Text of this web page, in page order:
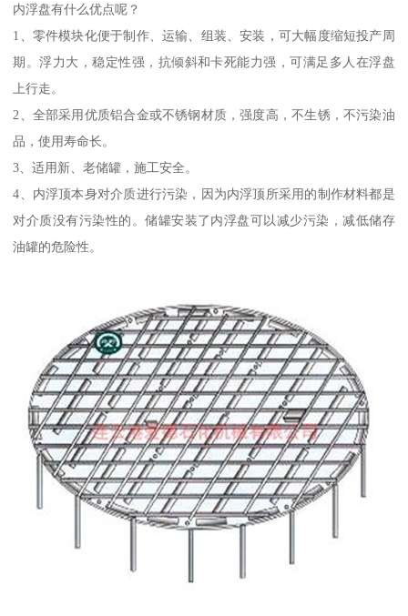
内浮盘有什么优点呢？
1、零件模块化便于制作、运输、组装、安装，可大幅度缩短投产周
期。浮力大，稳定性强，抗倾斜和卡死能力强，可满足多人在浮盘
上行走。
2、全部采用优质铝合金或不锈钢材质，强度高，不生锈，不污染油
品，使用寿命长。
3、适用新、老储罐，施工安全。
4、内浮顶本身对介质进行污染，因为内浮顶所采用的制作材料都是
对介质没有污染性的。储罐安装了内浮盘可以减少污染，减低储存
油罐的危险性。